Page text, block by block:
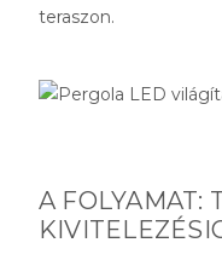
teraszon.
A FOLYAMAT: